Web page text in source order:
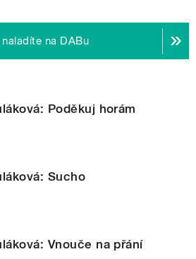
na DABu
Poděkuj horám
Sucho
Vnouče na přání